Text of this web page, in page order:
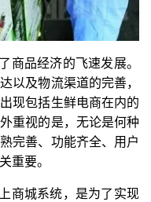
商品经济的飞速发展。
以及物流渠道的完善，
现包括生鲜电商在内的
重视的是，无论是何种
完善、功能齐全、用户
重要。
商城系统，是为了实现